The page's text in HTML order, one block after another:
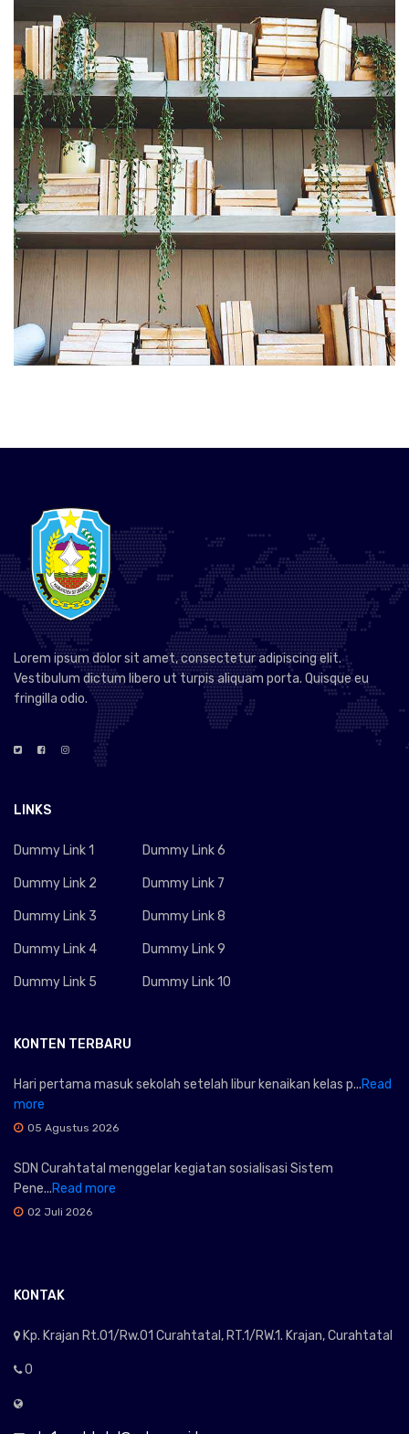
Lorem ipsum dolor sit amet, consectetur adipiscing elit.
Vestibulum dictum libero ut turpis aliquam porta. Quisque eu
fringilla odio.
LINKS
Dummy Link 1
Dummy Link 2
Dummy Link 3
Dummy Link 4
Dummy Link 5
Dummy Link 6
Dummy Link 7
Dummy Link 8
Dummy Link 9
Dummy Link 10
KONTEN TERBARU
Hari pertama masuk sekolah setelah libur kenaikan kelas p...Read
more
05 Agustus 2026
SDN Curahtatal menggelar kegiatan sosialisasi Sistem
Pene...Read more
02 Juli 2026
KONTAK
Kp. Krajan Rt.01/Rw.01 Curahtatal, RT.1/RW.1. Krajan, Curahtatal
0